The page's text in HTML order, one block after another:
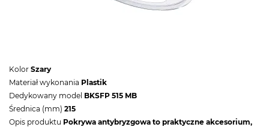
Kolor Szary
Materiał wykonania Plastik
Dedykowany model BKSFP 515 MB
Średnica (mm) 215
Opis produktu Pokrywa antybryzgowa to praktyczne akcesorium,